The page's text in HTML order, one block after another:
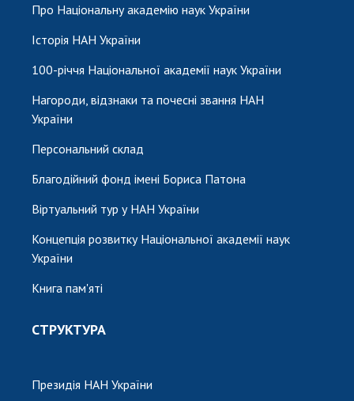
Про Національну академію наук України
Історія НАН України
100-річчя Національної академії наук України
Нагороди, відзнаки та почесні звання НАН
України
Персональний склад
Благодійний фонд імені Бориса Патона
Віртуальний тур у НАН України
Концепція розвитку Національної академії наук
України
Книга пам'яті
СТРУКТУРА
Президія НАН України